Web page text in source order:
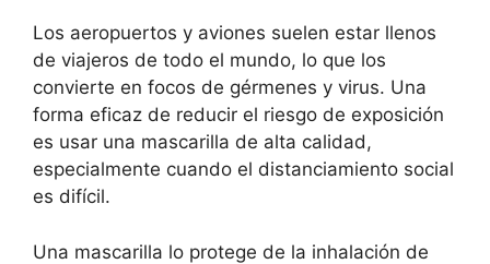
Los aeropuertos y aviones suelen estar llenos
de viajeros de todo el mundo, lo que los
convierte en focos de gérmenes y virus. Una
forma eficaz de reducir el riesgo de exposición
es usar una mascarilla de alta calidad,
especialmente cuando el distanciamiento social
es difícil.
Una mascarilla lo protege de la inhalación de